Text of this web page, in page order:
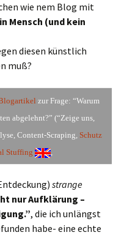
wie nem Blog mit
Mensch (und kein
diesen künstlich
muß?
zur Frage: “Warum
abgelehnt?” (“Zeige uns,
Content-Scraping, Schutz
Stuffing ,
strange
nur Aufklärung –
, die ich unlängst
habe- eine echte